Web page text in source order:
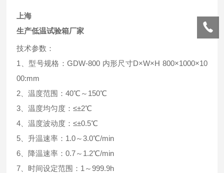
上海
生产低温试验箱厂家
技术参数：
1、型号规格：GDW-800 内形尺寸D×W×H 800×1000×10
00:mm
2、温度范围：40℃～150℃
3、温度均匀度：≤±2℃
4、温度波动度：≤±0.5℃
5、升温速率：1.0～3.0℃/min
6、降温速率：0.7～1.2℃/min
7、时间设定范围：1～999.9h